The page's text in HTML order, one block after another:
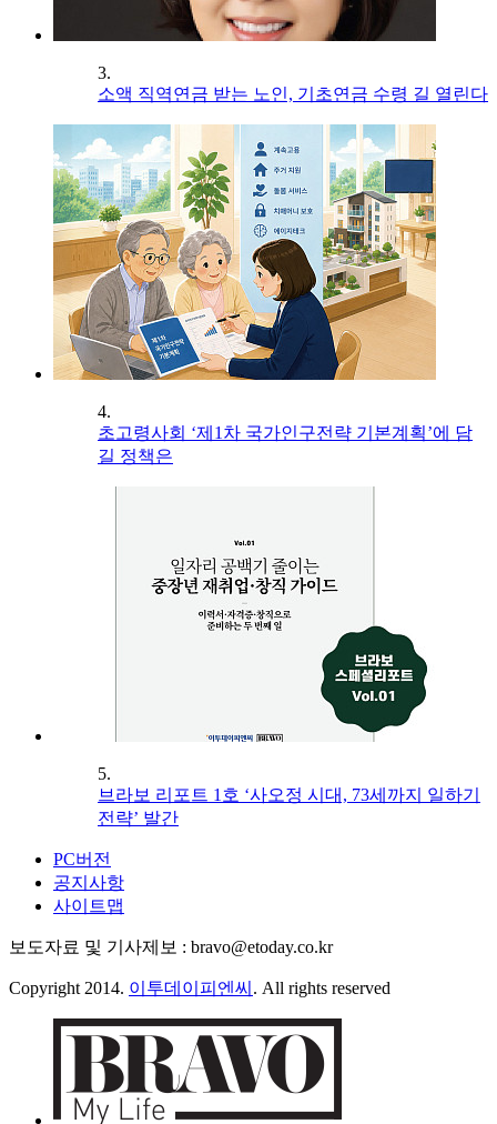
3.
소액 직역연금 받는 노인, 기초연금 수령 길 열린다
4.
초고령사회 ‘제1차 국가인구전략 기본계획’에 담
길 정책은
5.
브라보 리포트 1호 ‘사오정 시대, 73세까지 일하기
전략’ 발간
PC버전
공지사항
사이트맵
보도자료 및 기사제보 : bravo@etoday.co.kr
Copyright 2014. 이투데이피엔씨 . All rights reserved